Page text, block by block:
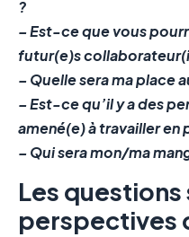
?
– Est-ce que vous
futur(e)s
– Quelle sera ma place
– Est-ce qu’il y a des
amené(e) à travailler en
– Qui sera mon/ma
Les questions
perspectives